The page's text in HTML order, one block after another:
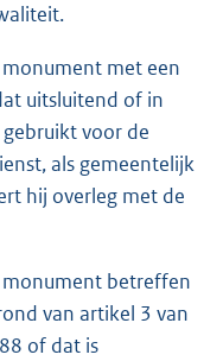
met een
uitsluitend of in
voor de
als gemeentelijk
hij overleg met de
monument betreffen
van artikel 3 van
of dat is